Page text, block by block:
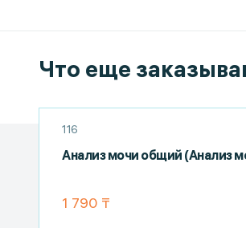
Что еще
116
Анализ мочи общий (Анализ
1 790 ₸